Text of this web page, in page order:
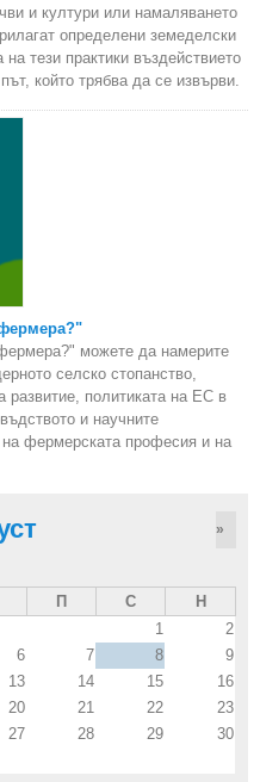
и култури или намаляването
определени земеделски
тези практики въздействието
който трябва да се извърви.
можете да намерите
селско стопанство,
развитие, политиката на ЕС в
и научните
на фермерската професия и на
»
П С
Н
1
2
6 7 8
9
13 14 15
16
20 21 22
23
27 28 29
30